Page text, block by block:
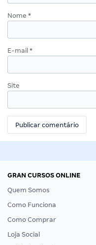
Nome *
E-mail *
Site
GRAN CURSOS ONLINE
Quem Somos
Como Funciona
Como Comprar
Loja Social